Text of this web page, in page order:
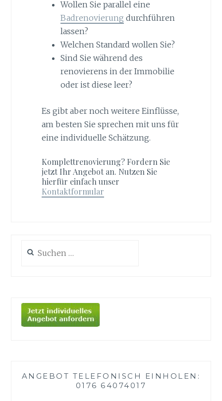
Wollen Sie parallel eine
Badrenovierung durchführen
lassen?
Welchen Standard wollen Sie?
Sind Sie während des
renovierens in der Immobilie
oder ist diese leer?
Es gibt aber noch weitere Einflüsse,
am besten Sie sprechen mit uns für
eine individuelle Schätzung.
Komplettrenovierung? Fordern Sie
jetzt Ihr Angebot an. Nutzen Sie
hierfür einfach unser
Kontaktformular
nach:
ANGEBOT TELEFONISCH EINHOLEN:
0176 64074017